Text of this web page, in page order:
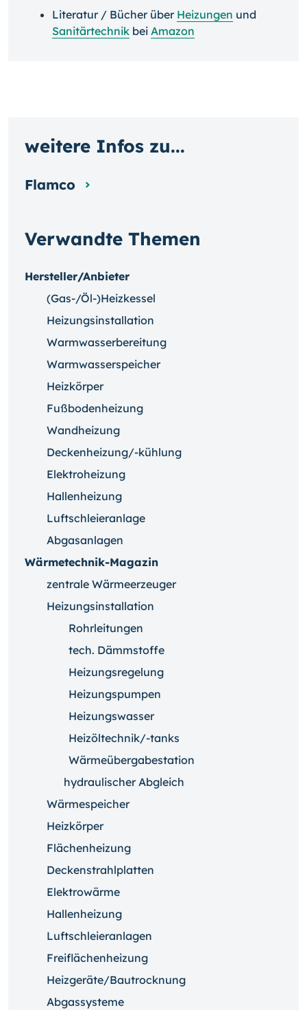
Literatur / Bücher über Heizungen und
Sanitärtechnik bei Amazon
Verwandte Themen
Hersteller/Anbieter
(Gas-/Öl-)Heizkessel
Heizungsinstallation
Warmwasserbereitung
Warmwasserspeicher
Heizkörper
Fußbodenheizung
Wandheizung
Deckenheizung/-kühlung
Elektroheizung
Hallenheizung
Luftschleieranlage
Abgasanlagen
Wärmetechnik-Magazin
zentrale Wärmeerzeuger
Heizungsinstallation
Rohrleitungen
tech. Dämmstoffe
Heizungsregelung
Heizungspumpen
Heizungswasser
Heizöltechnik/-tanks
Wärmeübergabestation
hydraulischer Abgleich
Wärmespeicher
Heizkörper
Flächenheizung
Deckenstrahlplatten
Elektrowärme
Hallenheizung
Luftschleieranlagen
Freiflächenheizung
Heizgeräte/Bautrocknung
Abgassysteme
weitere Infos zu...
Flamco